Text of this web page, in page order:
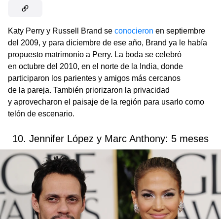
Katy Perry y Russell Brand se conocieron en septiembre
del 2009, y para diciembre de ese año, Brand ya le había
propuesto matrimonio a Perry. La boda se celebró
en octubre del 2010, en el norte de la India, donde
participaron los parientes y amigos más cercanos
de la pareja. También priorizaron la privacidad
y aprovecharon el paisaje de la región para usarlo como
telón de escenario.
10. Jennifer López y Marc Anthony: 5 meses